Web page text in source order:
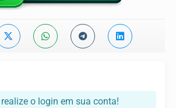
o login em sua conta!